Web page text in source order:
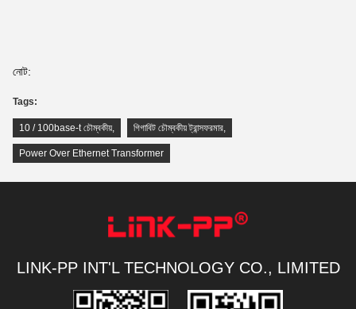
নোট:
Tags:
10 / 100base-t চৌম্বকীয়, গিগাবিট চৌম্বকীয় ট্রান্সফরমার
Power Over Ethernet Transformer
LINK-PP INT'L TECHNOLOGY CO., LIMITED